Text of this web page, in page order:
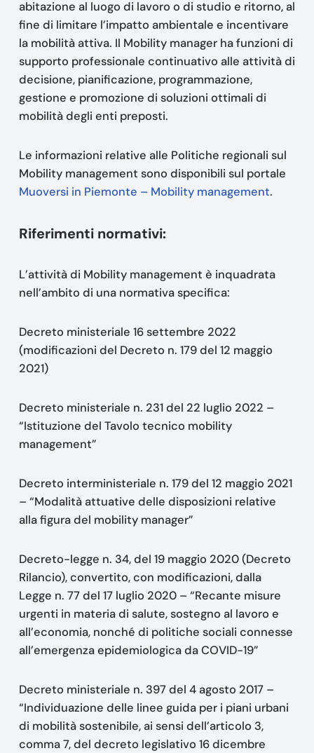
abitazione al luogo di lavoro o di studio e ritorno, al
fine di limitare l’impatto ambientale e incentivare
la mobilità attiva. Il Mobility manager ha funzioni di
supporto professionale continuativo alle attività di
decisione, pianificazione, programmazione,
gestione e promozione di soluzioni ottimali di
mobilità degli enti preposti.
Le informazioni relative alle Politiche regionali sul
Mobility management sono disponibili sul portale
Muoversi in Piemonte – Mobility management.
Riferimenti normativi:
L’attività di Mobility management è inquadrata
nell’ambito di una normativa specifica:
Decreto ministeriale 16 settembre 2022
(modificazioni del Decreto n. 179 del 12 maggio
2021)
Decreto ministeriale n. 231 del 22 luglio 2022 –
“Istituzione del Tavolo tecnico mobility
management”
Decreto interministeriale n. 179 del 12 maggio 2021
– “Modalità attuative delle disposizioni relative
alla figura del mobility manager”
Decreto-legge n. 34, del 19 maggio 2020 (Decreto
Rilancio), convertito, con modificazioni, dalla
Legge n. 77 del 17 luglio 2020 – “Recante misure
urgenti in materia di salute, sostegno al lavoro e
all’economia, nonché di politiche sociali connesse
all’emergenza epidemiologica da COVID-19”
Decreto ministeriale n. 397 del 4 agosto 2017 –
“Individuazione delle linee guida per i piani urbani
di mobilità sostenibile, ai sensi dell’articolo 3,
comma 7, del decreto legislativo 16 dicembre